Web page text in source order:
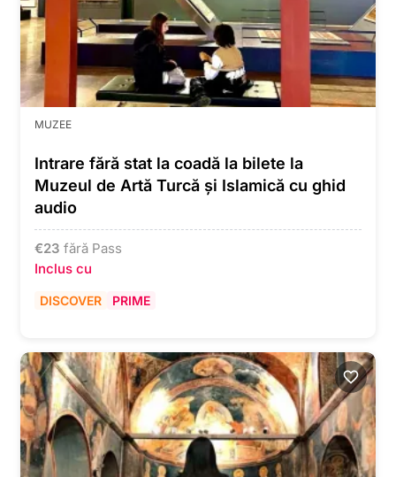
MUZEE
Intrare fără stat la coadă la bilete la
Muzeul de Artă Turcă și Islamică cu ghid
audio
€23 fără Pass
Inclus cu
DISCOVER PRIME